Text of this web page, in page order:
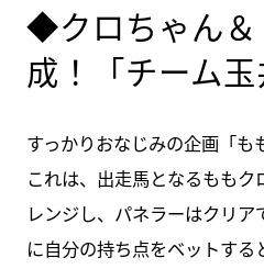
◆クロちゃん＆
成！「チーム玉
すっかりおなじみの企画「も
これは、出走馬となるもも
レンジし、パネラーはクリ
に自分の持ち点をベットする